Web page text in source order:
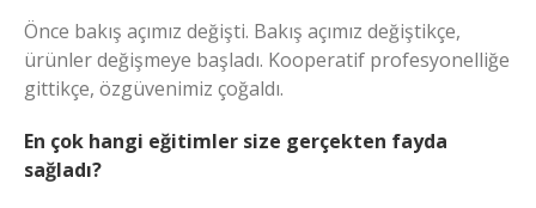
Önce bakış açımız değişti. Bakış açımız değiştikçe,
ürünler değişmeye başladı. Kooperatif profesyonelliğe
gittikçe, özgüvenimiz çoğaldı.
En çok hangi eğitimler size gerçekten fayda
sağladı?